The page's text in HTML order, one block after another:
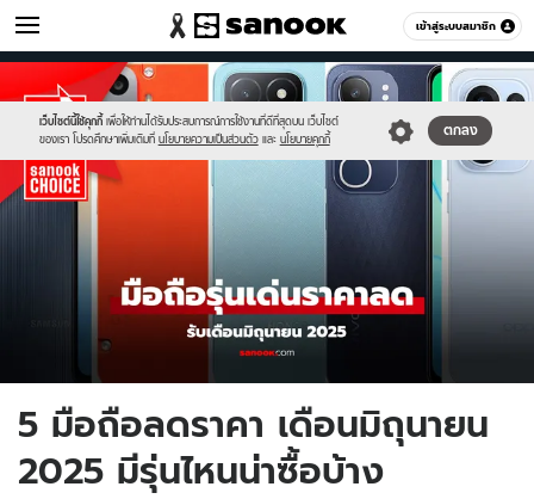
เข้าสู่ระบบสมาชิก
ไอที หมวดอื่นๆ
เว็บไซต์นี้ใช้คุกกี้ เพื่อให้ท่านได้รับประสบการณ์การใช้งานที่ดีที่สุดบน เว็บไซต์
ของเรา โปรดศึกษาเพิ่มเติมที่ นโยบายความเป็นส่วนตัว และ นโยบายคุกกี้
ตกลง
//s.isanook.com/sr/0/images/logo-
new-
sanook.png
//s.isanook.com/hi/0/ud/322/1613555/june-
ths.jpg
5 มือถือลดราคา เดือนมิถุนายน
2025 มีรุ่นไหนน่าซื้อบ้าง